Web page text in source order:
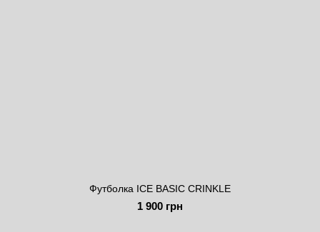
Футболка ICE BASIC CRINKLE
1 900 грн